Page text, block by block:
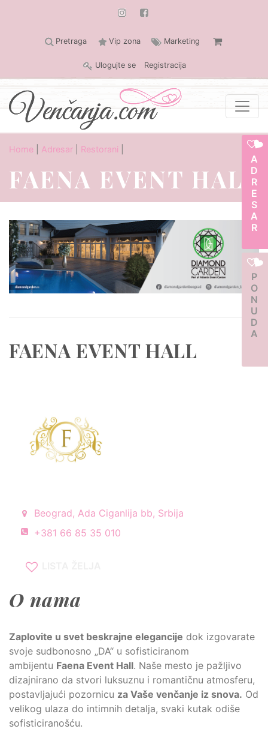
Pretraga Vip zona Marketing
Ulogujte se Registracija
ADRESAR
PONUDA
Home Adresar Restorani
FAENA EVENT HALL
FAENA EVENT HALL
Beograd, Ada Ciganlija bb, Srbija
+381 66 85 35 010
O nama
Zaplovite u svet beskrajne elegancije dok izgovarate
svoje sudbonosno „DA“ u sofisticiranom
ambijentu Faena Event Hall. Naše mesto je pažljivo
dizajnirano da stvori luksuznu i romantičnu atmosferu,
postavljajući pozornicu za Vaše venčanje iz snova. Od
velikog ulaza do intimnih detalja, svaki kutak odiše
sofisticiranošću.